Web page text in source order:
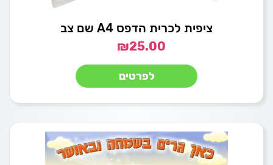
ציפית לכרית הדפס A4 שם צב
₪25.00
לפרטים